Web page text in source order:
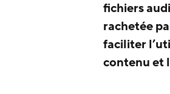
fichiers
rachetée
faciliter
contenu et